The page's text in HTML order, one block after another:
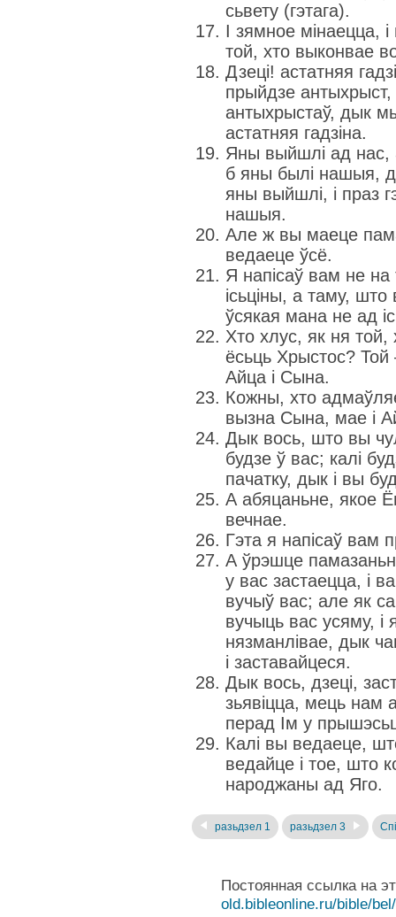
сьвету (гэтага).
І зямное мінаецца,
той, хто выконвае
Дзеці! астатняя
прыйдзе
антыхрыстаў, дык
астатняя гадзіна.
Яны выйшлі ад нас,
б яны былі нашыя,
яны выйшлі, і праз
нашыя.
Але ж вы маеце
ведаеце ўсё.
Я напісаў вам не
ісьціны, а таму,
ўсякая мана не ад
Хто хлус, як ня
ёсьць Хрыстос?
Айца і Сына.
Кожны, хто
вызна Сына, мае і
Дык вось, што вы
будзе ў вас; калі
пачатку, дык і вы
А абяцаньне, якое
вечнае.
Гэта я напісаў вам
А ўрэшце
у вас застаецца, і
вучыў вас; але як
вучыць вас усяму, і
нязманлівае, дык
і заставайцеся.
Дык вось, дзеці,
зьявіцца, мець нам
перад Ім у
Калі вы ведаеце,
ведайце і тое, што
народжаны ад Яго.
разьдзел 1 разьдзел 3
Постоянная ссылка на
old.bibleonline.ru/bible/